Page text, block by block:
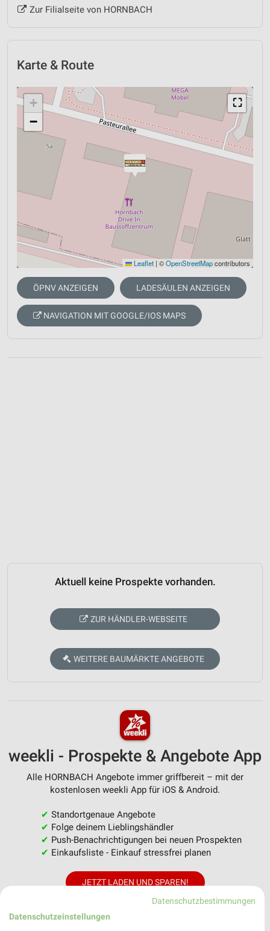
Zur Filialseite von HORNBACH
Karte & Route
⛶
+
−
Leaflet | ©OpenStreetMapcontributors
ÖPNV ANZEIGEN LADESÄULEN ANZEIGEN
NAVIGATION MIT GOOGLE/IOS MAPS
Aktuell keine Prospekte vorhanden.
ZUR HÄNDLER-WEBSEITE
WEITERE BAUMÄRKTE ANGEBOTE
weekli - Prospekte & Angebote App
Alle HORNBACH Angebote immer griffbereit – mit der
kostenlosen weekli App für iOS & Android.
✔ Standortgenaue Angebote
✔ Folge deinem Lieblingshändler
✔ Push-Benachrichtigungen bei neuen Prospekten
✔ Einkaufsliste - Einkauf stressfrei planen
JETZT LADEN UND SPAREN!
Datenschutzbestimmungen
Datenschutzeinstellungen